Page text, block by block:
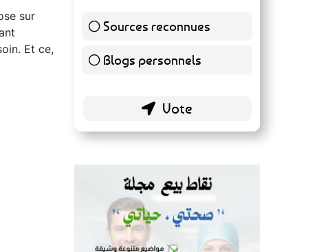
sur
Et ce,
Sources reconnues
141 ( 73.44 % )
Blogs personnels51 ( 26.56 % )